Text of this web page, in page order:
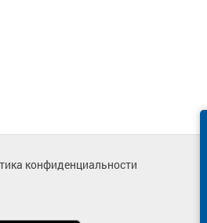
конфиденциальности